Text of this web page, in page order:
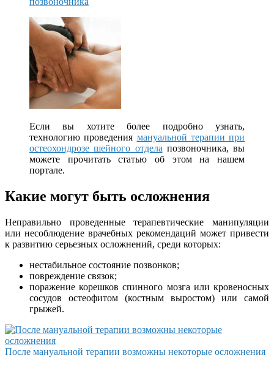
Если вы хотите более подробно узнать,
технологию проведения мануальной терапии при
остеохондрозе шейного отдела позвоночника, вы
можете прочитать статью об этом на нашем
портале.
Какие могут быть осложнения
Неправильно проведенные терапевтические манипуляции
или несоблюдение врачебных рекомендаций может привести
к развитию серьезных осложнений, среди которых:
нестабильное состояние позвонков;
повреждение связок;
поражение корешков спинного мозга или кровеносных
сосудов остеофитом (костным выростом) или самой
грыжей.
После мануальной терапии возможны некоторые осложнения